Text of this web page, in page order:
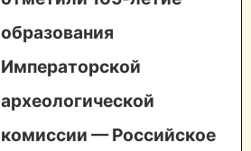
образования
Императорской
археологической
комиссии — Российское